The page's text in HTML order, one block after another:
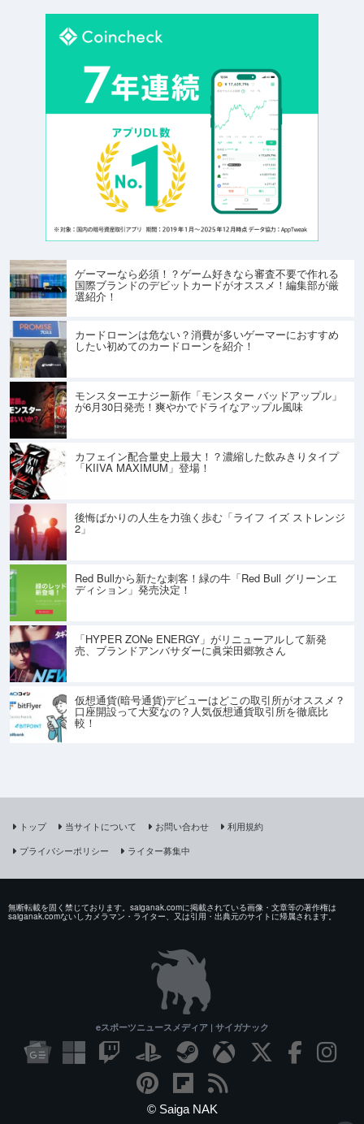
ゲーマーなら必須！？ゲーム好きなら審査不要で作れる
国際ブランドのデビットカードがオススメ！編集部が厳
選紹介！
カードローンは危ない？消費が多いゲーマーにおすすめ
したい初めてのカードローンを紹介！
モンスターエナジー新作「モンスター バッドアップル」
が6月30日発売！爽やかでドライなアップル風味
カフェイン配合量史上最大！？濃縮した飲みきりタイプ
「KIIVA MAXIMUM」登場！
後悔ばかりの人生を力強く歩む「ライフ イズ ストレンジ
2」
Red Bullから新たな刺客！緑の牛「Red Bull グリーンエ
ディション」発売決定！
「HYPER ZONe ENERGY」がリニューアルして新発
売、ブランドアンバサダーに眞栄田郷敦さん
仮想通貨(暗号通貨)デビューはどこの取引所がオススメ？
口座開設って大変なの？人気仮想通貨取引所を徹底比
較！
トップ 当サイトについて お問い合わせ
利用規約
プライバシーポリシー
ライター募集中
無断転載を固く禁じております。saiganak.comに掲載されている画像・文章等の著作権は
saiganak.comないしカメラマン・ライター、又は引用・出典元のサイトに帰属されます。
eスポーツニュースメディア | サイガナック
© Saiga NAK